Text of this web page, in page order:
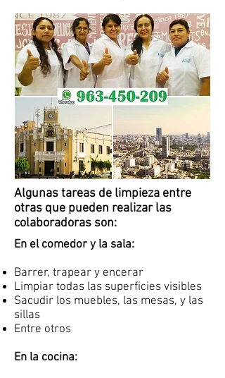
Algunas tareas de limpieza entre
otras que pueden realizar las
colaboradoras son:
En el comedor y la sala:
Barrer, trapear y encerar
Limpiar todas las superficies visibles
Sacudir los muebles, las mesas, y las
sillas
Entre otros
En la cocina: